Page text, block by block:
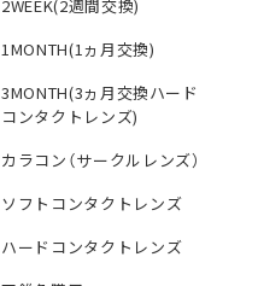
2WEEK(2週間交換)
1MONTH(1ヵ月交換)
3MONTH(3ヵ月交換ハード
コンタクトレンズ)
カラコン（サークルレンズ）
ソフトコンタクトレンズ
ハードコンタクトレンズ